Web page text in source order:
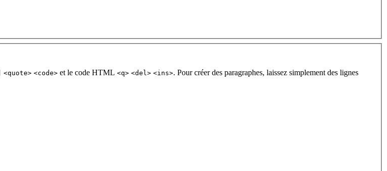
<quote> <code> et le code HTML <q> <del> <ins>. Pour créer des paragraphes, laissez simplement des lignes